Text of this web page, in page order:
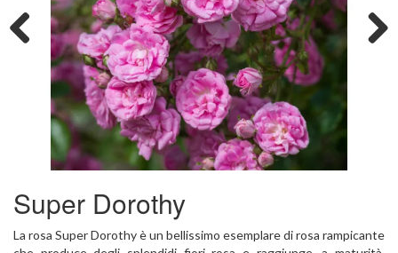
Previous
Super Dorothy
La rosa Super Dorothy è un bellissimo esemplare di rosa rampicante